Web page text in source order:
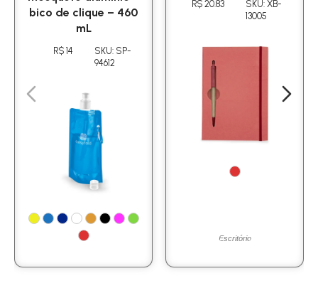
bico de clique – 460
mL
R$ 14
SKU: SP-
94612
R$ 20.83
SKU: XB-
13005
Escritório